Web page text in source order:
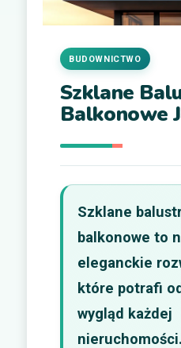
Szklane
Balkonowe
BUDOWNICTWO
Szklane
balkonowe to
eleganckie
które potrafi
wygląd każdej